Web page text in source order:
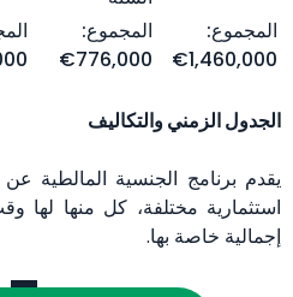
المجموع:
1,460,000€
المجموع:
776,000€
الجدول الزمني والتكاليف
يقدم برنامج الجنسية المالطية
استثمارية مختلفة، كل منها لها
إجمالية خاصة بها.